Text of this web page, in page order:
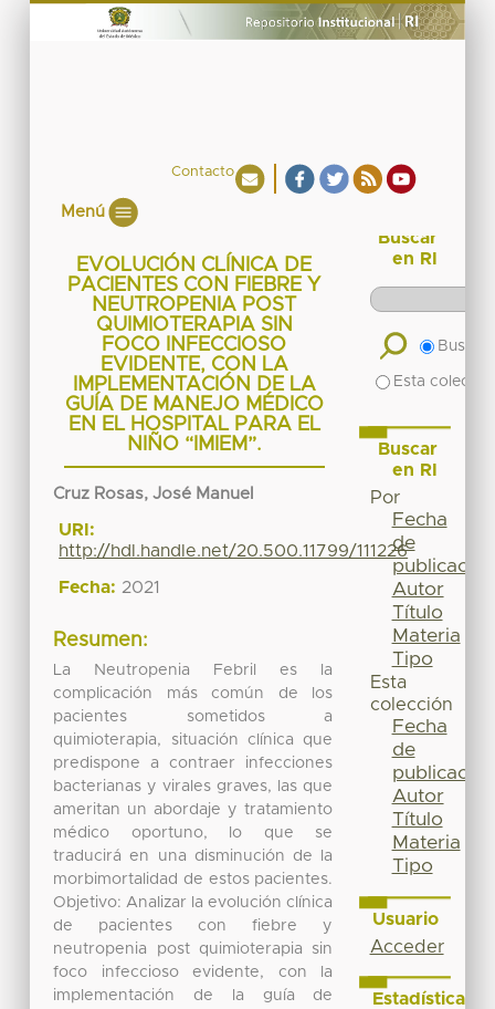
Contacto
Menú
EVOLUCIÓN CLÍNICA DE
PACIENTES CON FIEBRE Y
NEUTROPENIA POST
QUIMIOTERAPIA SIN
FOCO INFECCIOSO
EVIDENTE, CON LA
IMPLEMENTACIÓN DE LA
GUÍA DE MANEJO MÉDICO
EN EL HOSPITAL PARA EL
NIÑO “IMIEM”.
Cruz Rosas, José Manuel
URI:
http://hdl.handle.net/20.500.11799/111226
Fecha: 2021
Resumen:
La Neutropenia Febril es la
complicación más común de los
pacientes sometidos a
quimioterapia, situación clínica que
predispone a contraer infecciones
bacterianas y virales graves, las que
ameritan un abordaje y tratamiento
médico oportuno, lo que se
traducirá en una disminución de la
morbimortalidad de estos pacientes.
Objetivo: Analizar la evolución clínica
de pacientes con fiebre y
neutropenia post quimioterapia sin
foco infeccioso evidente, con la
implementación de la guía de
Buscar
en RI
Buscar
Esta
Buscar
en RI
Por
Fecha
de
publicación
Autor
Título
Materia
Tipo
Esta
colección
Fecha
de
publicación
Autor
Título
Materia
Tipo
Usuario
Acceder
Estadísticas